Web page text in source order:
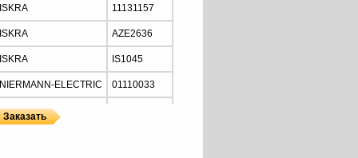
ISKRA 11131157
ISKRA AZE2636
ISKRA IS1045
NIERMANN-ELECTRIC 01110033